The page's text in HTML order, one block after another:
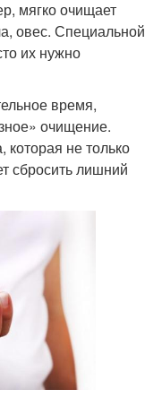
мягко очищает
овес. Специальной
их нужно
время,
очищение.
которая не только
сбросить лишний